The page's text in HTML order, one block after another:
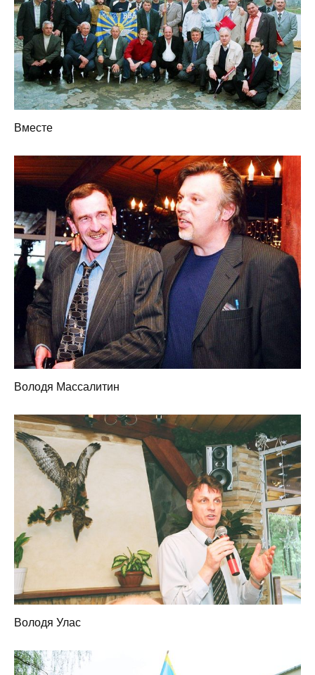
Вместе
Володя Массалитин
Володя Улас